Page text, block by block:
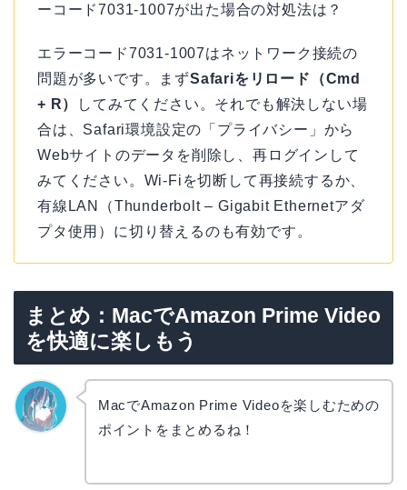
ーコード7031-1007が出た場合の対処法は？
エラーコード7031-1007はネットワーク接続の
問題が多いです。まずSafariをリロード（Cmd
+ R）
してみてください。それでも解決しない場
合は、Safari環境設定の「プライバシー」から
Webサイトのデータを削除し、再ログインして
みてください。Wi-Fiを切断して再接続するか、
有線LAN（Thunderbolt – Gigabit Ethernetアダ
プタ使用）に切り替えるのも有効です。
まとめ：MacでAmazon Prime Video
を快適に楽しもう
MacでAmazon Prime Videoを楽しむための
ポイントをまとめるね！